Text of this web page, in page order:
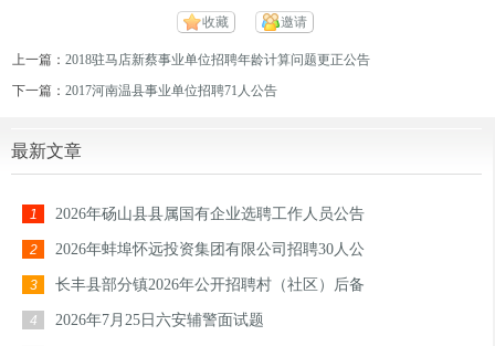
收藏 邀请
上一篇：2018驻马店新蔡事业单位招聘年龄计算问题更正公告
下一篇：2017河南温县事业单位招聘71人公告
最新文章
1 2026年砀山县县属国有企业选聘工作人员公告
2 2026年蚌埠怀远投资集团有限公司招聘30人公
3 长丰县部分镇2026年公开招聘村（社区）后备
4 2026年7月25日六安辅警面试题